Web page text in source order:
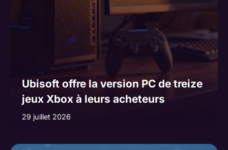
Ubisoft offre la version PC de treize
jeux Xbox à leurs acheteurs
29 juillet 2026